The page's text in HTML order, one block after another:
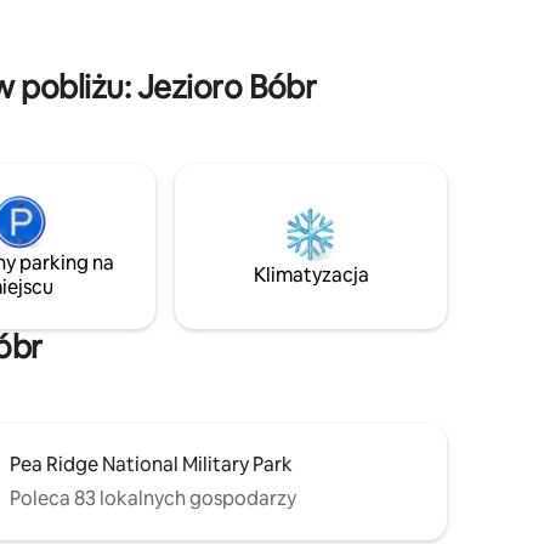
– 2. pies.
opalanym drewnem i spędź trochę czasu
z rodziną podczas wieczoru gier.
pobliżu: Jezioro Bóbr
parking na
Klimatyzacja
Pea Ridge National Military Park
Poleca 83 lokalnych gospodarzy